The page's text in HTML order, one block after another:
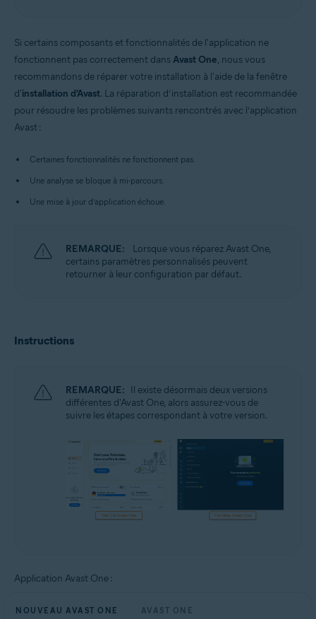
Si certains composants et fonctionnalités de l'application ne
fonctionnent pas correctement dansAvast One, nous vous
recommandons de réparer votre installation à l'aide de la fenêtre
d'installation d'Avast. La réparation d’installation est recommandée
pour résoudre les problèmes suivants rencontrés avec l’application
Avast :
Certaines fonctionnalités ne fonctionnent pas.
Une analyse se bloque à mi-parcours.
Une mise à jour d’application échoue.
REMARQUE:
Lorsque vous réparez Avast One,
certains paramètres personnalisés peuvent
retourner à leur configuration par défaut.
Instructions
REMARQUE: Il existe désormais deux versions
différentes d'Avast One, alors assurez-vous de
suivre les étapes correspondant à votre version.
Application Avast One :
NOUVEAU AVAST ONE AVAST ONE